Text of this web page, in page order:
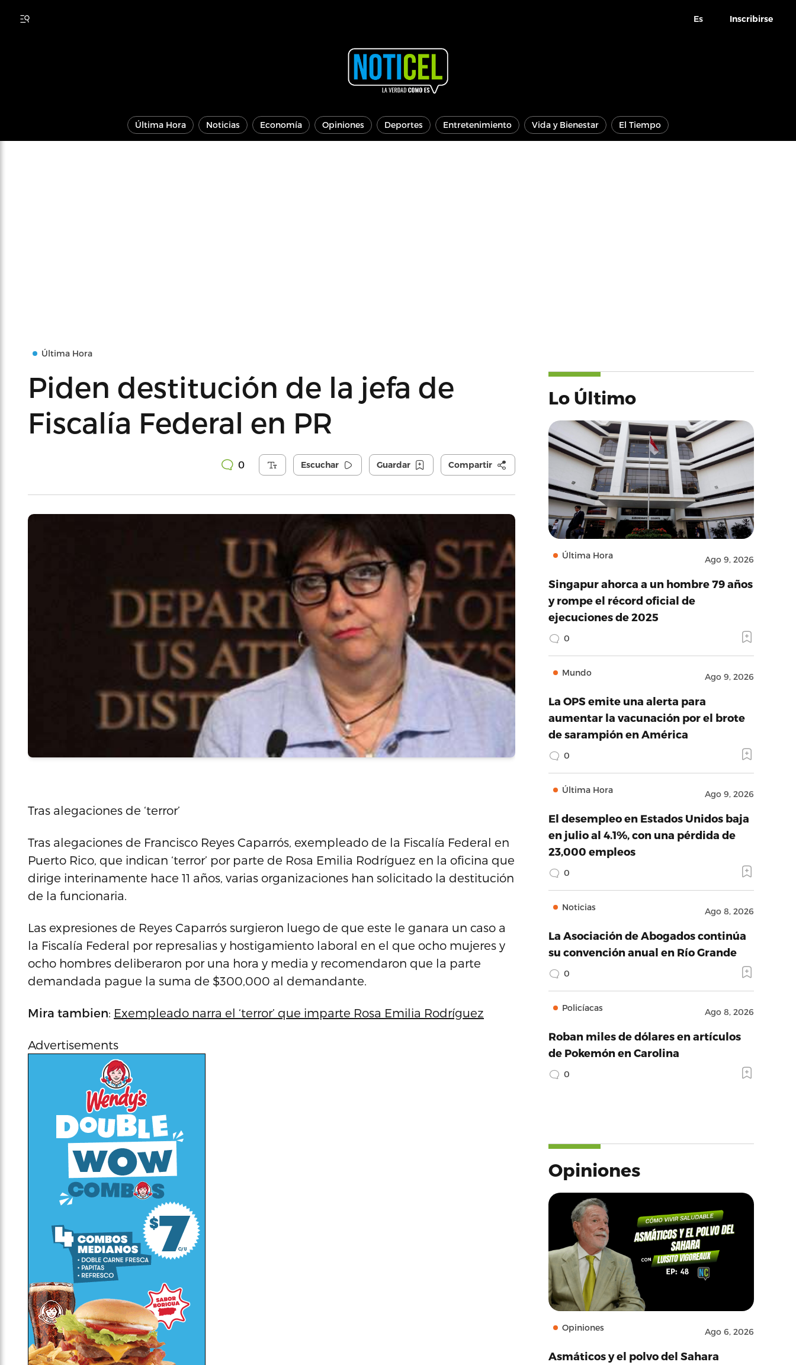
Es Inscribirse
Última Hora Noticias Economía Opiniones Deportes Entretenimiento Vida y Bienestar El Tiempo
Última Hora
Piden destitución de la jefa de
Fiscalía Federal en PR
0 Escuchar Guardar Compartir
Tras alegaciones de ‘terror’
Tras alegaciones de Francisco Reyes Caparrós, exempleado de la Fiscalía Federal en
Puerto Rico, que indican ‘terror’ por parte de Rosa Emilia Rodríguez en la oficina que
dirige interinamente hace 11 años, varias organizaciones han solicitado la destitución
de la funcionaria.
Las expresiones de Reyes Caparrós surgieron luego de que este le ganara un caso a
la Fiscalía Federal por represalias y hostigamiento laboral en el que ocho mujeres y
ocho hombres deliberaron por una hora y media y recomendaron que la parte
demandada pague la suma de $300,000 al demandante.
Mira tambien: Exempleado narra el ‘terror’ que imparte Rosa Emilia Rodríguez
Advertisements
Lo Último
Última Hora Ago 9, 2026
Singapur ahorca a un hombre 79 años
y rompe el récord oficial de
ejecuciones de 2025
0
Mundo Ago 9, 2026
La OPS emite una alerta para
aumentar la vacunación por el brote
de sarampión en América
0
Última Hora Ago 9, 2026
El desempleo en Estados Unidos baja
en julio al 4.1%, con una pérdida de
23,000 empleos
0
Noticias Ago 8, 2026
La Asociación de Abogados continúa
su convención anual en Río Grande
0
Policíacas Ago 8, 2026
Roban miles de dólares en artículos
de Pokemón en Carolina
0
Opiniones
Opiniones Ago 6, 2026
Asmáticos y el polvo del Sahara